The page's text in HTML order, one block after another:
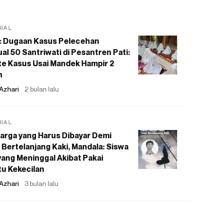
Dugaan Kasus Pelecehan
50 Santriwati di Pesantren Pati:
Kasus Usai Mandek Hampir 2
2 bulan lalu
yang Harus Dibayar Demi
Kaki, Mandala: Siswa
Meninggal Akibat Pakai
Kekecilan
3 bulan lalu